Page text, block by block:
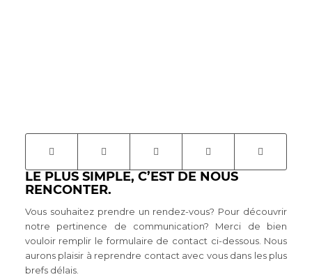
LE PLUS SIMPLE, C’EST DE NOUS
RENCONTER.
Vous souhaitez prendre un rendez-vous? Pour découvrir
notre pertinence de communication? Merci de bien
vouloir remplir le formulaire de contact ci-dessous. Nous
aurons plaisir à reprendre contact avec vous dans les plus
brefs délais.